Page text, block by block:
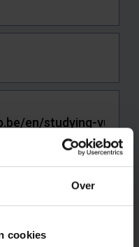
Over
cookies
you encountered the error.